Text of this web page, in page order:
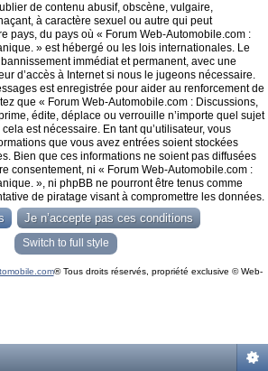
de contenu abusif, obscène, vulgaire,
à caractère sexuel ou autre qui peut
pays, du pays où « Forum Web-Automobile.com :
» est hébergé ou les lois internationales. Le
immédiat et permanent, avec une
d’accès à Internet si nous le jugeons nécessaire.
est enregistrée pour aider au renforcement de
que « Forum Web-Automobile.com : Discussions,
édite, déplace ou verrouille n’importe quel sujet
est nécessaire. En tant qu’utilisateur, vous
que vous avez entrées soient stockées
Bien que ces informations ne soient pas diffusées
consentement, ni « Forum Web-Automobile.com :
», ni phpBB ne pourront être tenus comme
de piratage visant à compromettre les données.
Switch to full style
® Tous droits réservés, propriété exclusive © Web-